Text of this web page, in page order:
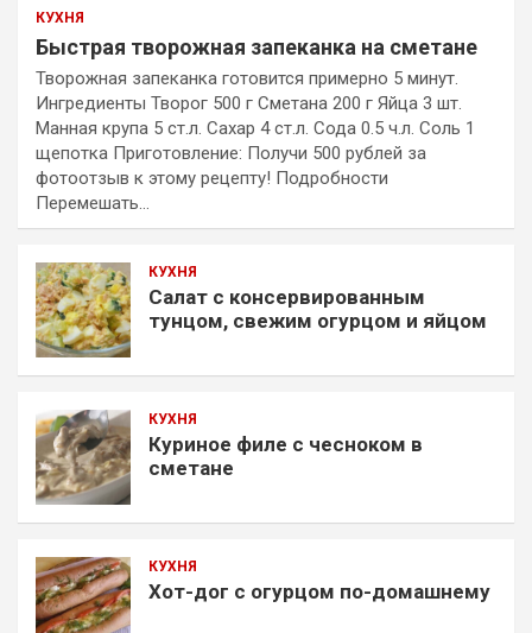
КУХНЯ
Быстрая творожная запеканка на сметане
Творожная запеканка готовится примерно 5 минут.
Ингредиенты Творог 500 г Сметана 200 г Яйца 3 шт.
Манная крупа 5 ст.л. Сахар 4 ст.л. Сода 0.5 ч.л. Соль 1
щепотка Приготовление: Получи 500 рублей за
фотоотзыв к этому рецепту! Подробности
Перемешать…
КУХНЯ
Салат с консервированным
тунцом, свежим огурцом и яйцом
КУХНЯ
Куриное филе с чесноком в
сметане
КУХНЯ
Хот-дог с огурцом по-домашнему